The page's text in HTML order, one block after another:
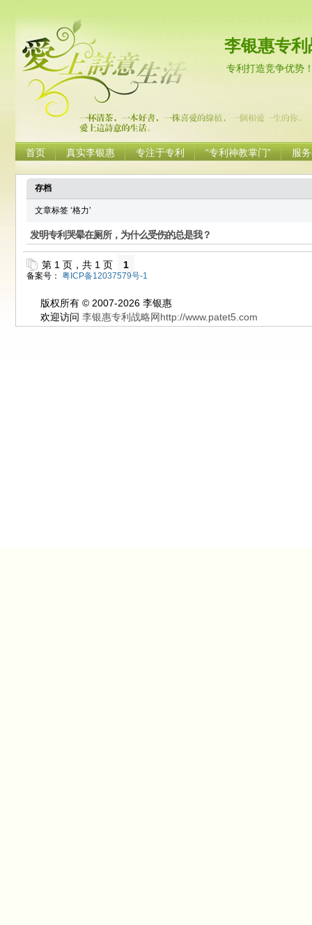
李银惠专利
专利打造竞争优势
首页 真实李银惠 专注于专利 “专利神教掌门” 服
存档
文章标签 ‘格力’
发明专利哭晕在厕所，为什么受伤的总是我？
第 1 页，共 1 页 1
备案号： 粤ICP备12037579号-1
版权所有 © 2007-2026 李银惠
欢迎访问 李银惠专利战略网http://www.patet5.com